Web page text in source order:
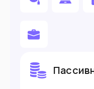
Въезд в